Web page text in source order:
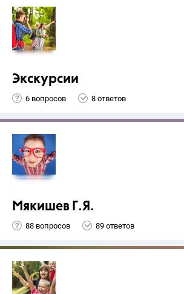
Экскурсии
6 вопросов 8 ответов
Мякишев Г.Я.
88 вопросов 89 ответов